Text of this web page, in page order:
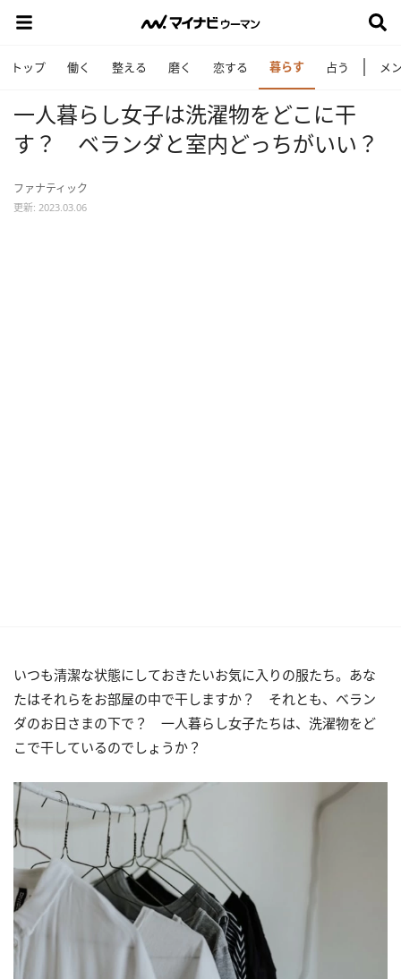
トップ 働く 整える 磨く 恋する 暮らす 占う メ
一人暮らし女子は洗濯物をどこに干
す？ ベランダと室内どっちがいい？
ファナティック
更新: 2023.03.06
いつも清潔な状態にしておきたいお気に入りの服たち。あな
たはそれらをお部屋の中で干しますか？ それとも、ベラン
ダのお日さまの下で？ 一人暮らし女子たちは、洗濯物をど
こで干しているのでしょうか？